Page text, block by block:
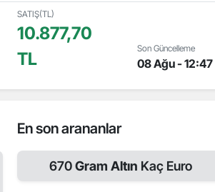
SATIŞ(TL)
10.877,70
TL
Son Güncelleme
08 Ağu - 12:47
En son arananlar
670Gram Altın Kaç Euro